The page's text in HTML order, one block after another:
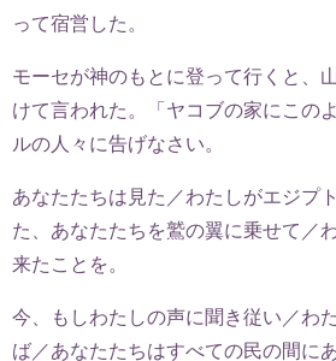
って宿営した。
モーセが神のもとに登って行くと、
けて言われた。「ヤコブの家にこの
ルの人々に告げなさい。
あなたたちは見た／わたしがエジプ
た、あなたたちを鷲の翼に乗せて／
来たことを。
今、もしわたしの声に聞き従い／わ
ば／あなたたちはすべての民の間に